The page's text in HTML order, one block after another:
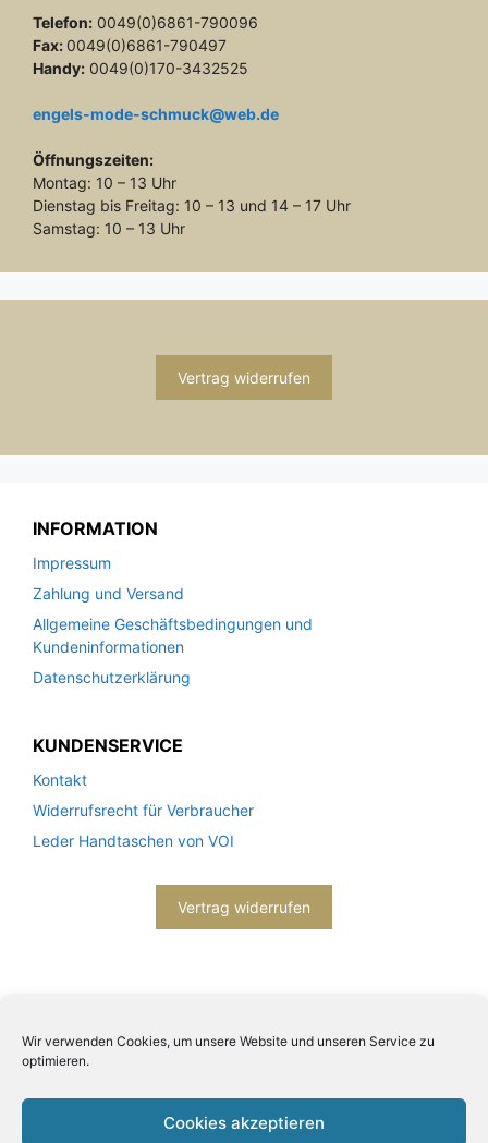
Wir verwenden Cookies, um unsere Website und unseren Service zu
optimieren.
Cookies akzeptieren
Telefon: 0049(0)6861-790096
Fax: 0049(0)6861-790497
Handy: 0049(0)170-3432525
engels-mode-schmuck@web.de
Öffnungszeiten:
Montag: 10 – 13 Uhr
Dienstag bis Freitag: 10 – 13 und 14 – 17 Uhr
Samstag: 10 – 13 Uhr
Vertrag widerrufen
INFORMATION
Impressum
Zahlung und Versand
Allgemeine Geschäftsbedingungen und
Kundeninformationen
Datenschutzerklärung
KUNDENSERVICE
Kontakt
Widerrufsrecht für Verbraucher
Leder Handtaschen von VOI
Vertrag widerrufen
2026© Engels mode schmuck -Datenschutzerklärung
Impressum- Bitte beachten Sie unsere